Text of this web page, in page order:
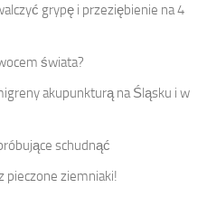
grypę i przeziębienie na 4
świata?
akupunkturą na Śląsku i w
schudnąć
pieczone ziemniaki!